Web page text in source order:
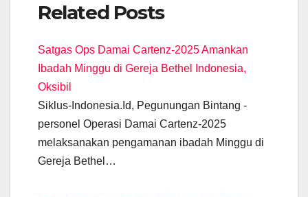
c
b
o
o
k
at
s
A
p
e
gr
a
ail
er e
n
er
e
dI
Related Posts
Satgas Ops Damai Cartenz-2025 Amankan
Ibadah Minggu di Gereja Bethel Indonesia,
Oksibil
Siklus-Indonesia.Id, Pegunungan Bintang -
personel Operasi Damai Cartenz-2025
melaksanakan pengamanan ibadah Minggu di
Gereja Bethel…